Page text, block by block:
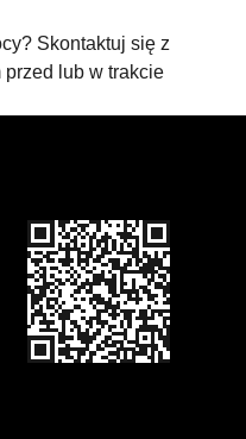
Skontaktuj się z
lub w trakcie